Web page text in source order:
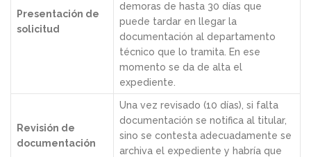
Presentación de
solicitud
demoras de hasta 30 días que
puede tardar en llegar la
documentación al departamento
técnico que lo tramita. En ese
momento se da de alta el
expediente.
Revisión de
documentación
Una vez revisado (10 días), si falta
documentación se notifica al titular,
sino se contesta adecuadamente se
archiva el expediente y habría que